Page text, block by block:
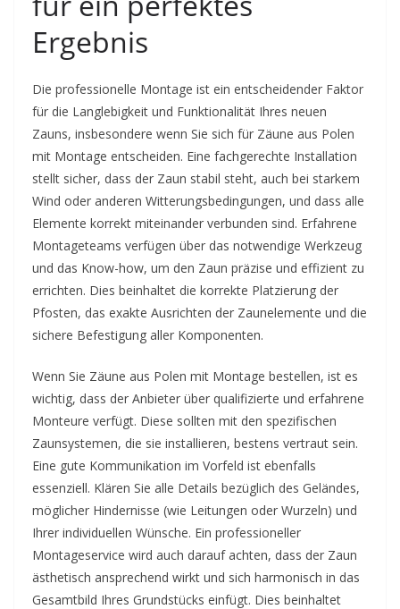
Ergebnis
Die professionelle Montage ist ein entscheidender Faktor
für die Langlebigkeit und Funktionalität Ihres neuen
Zauns, insbesondere wenn Sie sich für Zäune aus Polen
mit Montage entscheiden. Eine fachgerechte Installation
stellt sicher, dass der Zaun stabil steht, auch bei starkem
Wind oder anderen Witterungsbedingungen, und dass alle
Elemente korrekt miteinander verbunden sind. Erfahrene
Montageteams verfügen über das notwendige Werkzeug
und das Know-how, um den Zaun präzise und effizient zu
errichten. Dies beinhaltet die korrekte Platzierung der
Pfosten, das exakte Ausrichten der Zaunelemente und die
sichere Befestigung aller Komponenten.
Wenn Sie Zäune aus Polen mit Montage bestellen, ist es
wichtig, dass der Anbieter über qualifizierte und erfahrene
Monteure verfügt. Diese sollten mit den spezifischen
Zaunsystemen, die sie installieren, bestens vertraut sein.
Eine gute Kommunikation im Vorfeld ist ebenfalls
essenziell. Klären Sie alle Details bezüglich des Geländes,
möglicher Hindernisse (wie Leitungen oder Wurzeln) und
Ihrer individuellen Wünsche. Ein professioneller
Montageservice wird auch darauf achten, dass der Zaun
ästhetisch ansprechend wirkt und sich harmonisch in das
Gesamtbild Ihres Grundstücks einfügt. Dies beinhaltet